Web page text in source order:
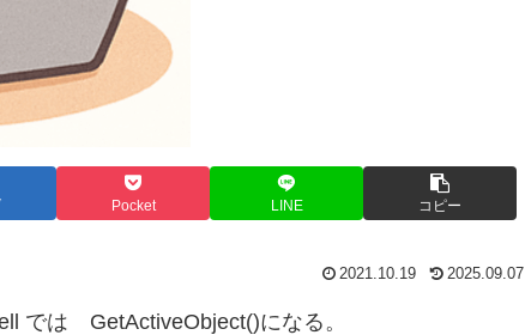
Pocket LINE コピー
2021.10.19 2025.09.07
では GetActiveObject()になる。